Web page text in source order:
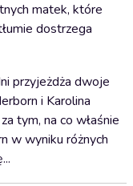
matek, które
dostrzega
przyjeżdża dwoje
i Karolina
tym, na co właśnie
w wyniku różnych